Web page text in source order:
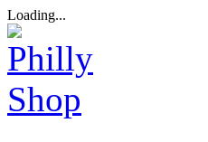
Loading...